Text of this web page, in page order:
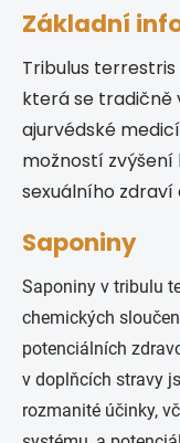
Základní
Tribulus
která se tradičně
ajurvédské
možností
sexuálního
Saponiny
Saponiny v tribulu
chemických
potenciálních
v doplňcích stravy
rozmanité účinky,